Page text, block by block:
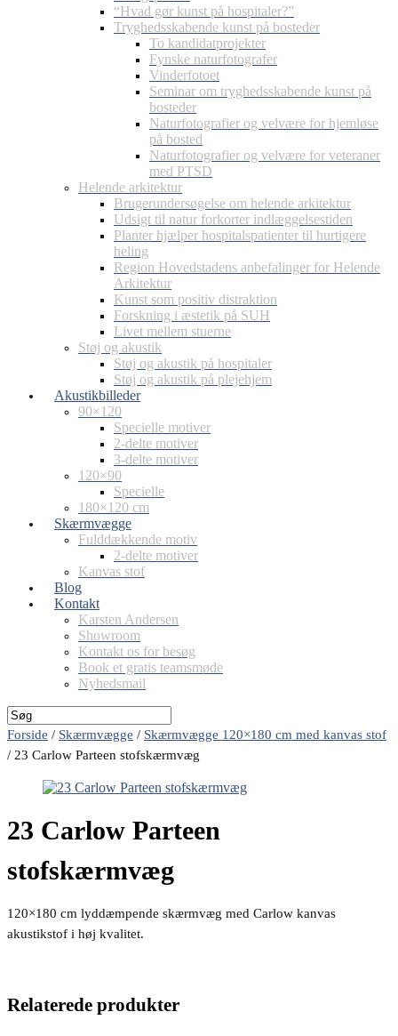
“Hvad gør kunst på hospitaler?”
Tryghedsskabende kunst på bosteder
To kandidatprojekter
Fynske naturfotografer
Vinderfotoet
Seminar om tryghedsskabende kunst på
bosteder
Naturfotografier og velvære for hjemløse
på bosted
Naturfotografier og velvære for veteraner
med PTSD
Helende arkitektur
Brugerundersøgelse om helende arkitektur
Udsigt til natur forkorter indlæggelsestiden
Planter hjælper hospitalspatienter til hurtigere
heling
Region Hovedstadens anbefalinger for Helende
Arkitektur
Kunst som positiv distraktion
Forskning i æstetik på SUH
Livet mellem stuerne
Støj og akustik
Støj og akustik på hospitaler
Støj og akustik på plejehjem
Akustikbilleder
90×120
Specielle motiver
2-delte motiver
3-delte motiver
120×90
Specielle
180×120 cm
Skærmvægge
Fulddækkende motiv
2-delte motiver
Kanvas stof
Blog
Kontakt
Karsten Andersen
Showroom
Kontakt os for besøg
Book et gratis teamsmøde
Nyhedsmail
Forside / Skærmvægge / Skærmvægge 120×180 cm med kanvas stof
/ 23 Carlow Parteen stofskærmvæg
23 Carlow Parteen
stofskærmvæg
120×180 cm lyddæmpende skærmvæg med Carlow kanvas
akustikstof i høj kvalitet.
Relaterede produkter